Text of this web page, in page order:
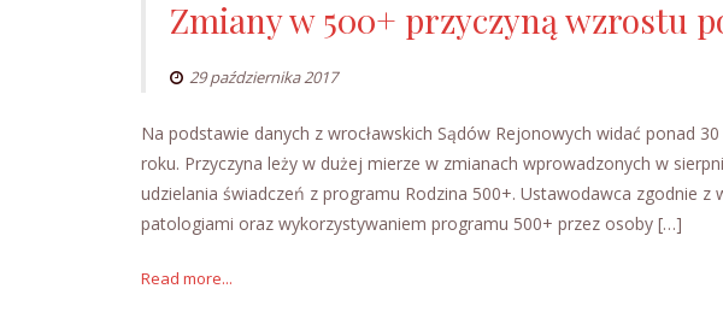
Zmiany w 500+ przyczyną wzrostu
29 października 2017
Na podstawie danych z wrocławskich Sądów Rejonowych widać ponad
roku. Przyczyna leży w dużej mierze w zmianach wprowadzonych w
udzielania świadczeń z programu Rodzina 500+. Ustawodawca zgodnie z
patologiami oraz wykorzystywaniem programu 500+ przez osoby […]
Read more...